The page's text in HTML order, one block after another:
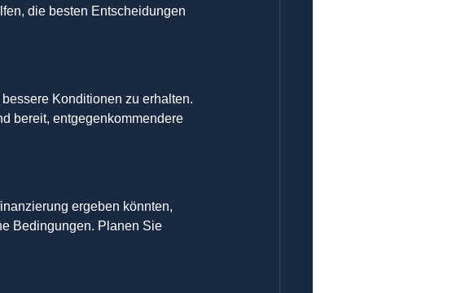
die besten Entscheidungen
Konditionen zu erhalten.
bereit, entgegenkommendere
ergeben könnten,
Bedingungen. Planen Sie